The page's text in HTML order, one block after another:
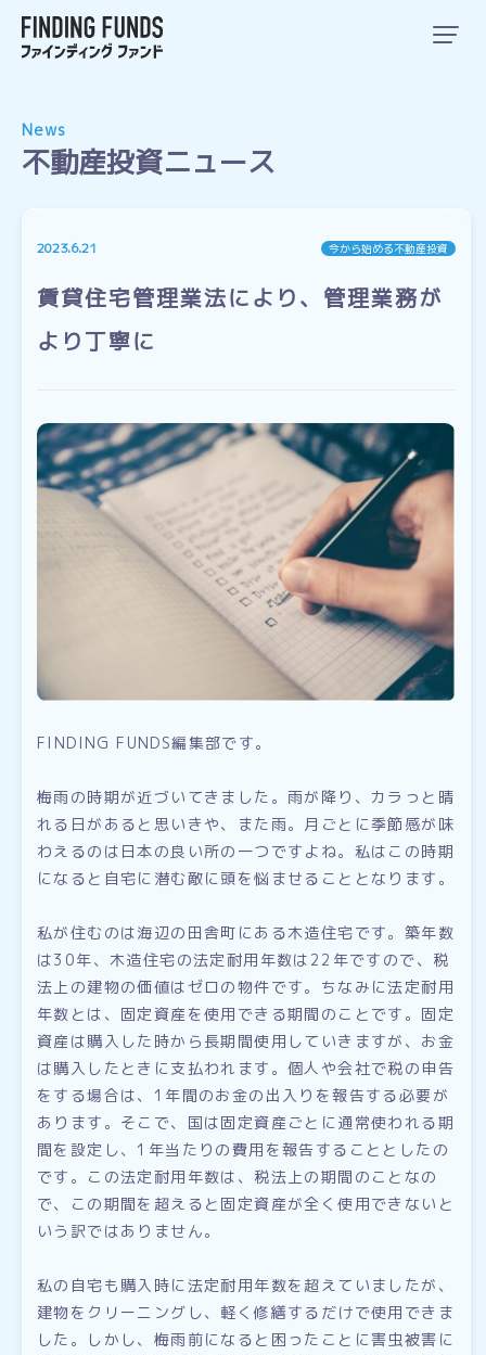
News
不動産投資ニュース
2023.6.21 今から始める不動産投資
賃貸住宅管理業法により、管理業務が
より丁寧に
FINDING FUNDS編集部です。
梅雨の時期が近づいてきました。雨が降り、カラっと晴
れる日があると思いきや、また雨。月ごとに季節感が味
わえるのは日本の良い所の一つですよね。私はこの時期
になると自宅に潜む敵に頭を悩ませることとなります。
私が住むのは海辺の田舎町にある木造住宅です。築年数
は30年、木造住宅の法定耐用年数は22年ですので、税
法上の建物の価値はゼロの物件です。ちなみに法定耐用
年数とは、固定資産を使用できる期間のことです。固定
資産は購入した時から長期間使用していきますが、お金
は購入したときに支払われます。個人や会社で税の申告
をする場合は、1年間のお金の出入りを報告する必要が
あります。そこで、国は固定資産ごとに通常使われる期
間を設定し、1年当たりの費用を報告することとしたの
です。この法定耐用年数は、税法上の期間のことなの
で、この期間を超えると固定資産が全く使用できないと
いう訳ではありません。
私の自宅も購入時に法定耐用年数を超えていましたが、
建物をクリーニングし、軽く修繕するだけで使用できま
した。しかし、梅雨前になると困ったことに害虫被害に